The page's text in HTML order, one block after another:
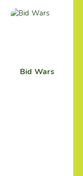
Fight
Bid Wars